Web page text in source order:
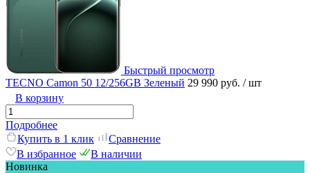
Быстрый просмотр
TECNO Camon 50 12/256GB Зеленый 29 990 руб. / шт
В корзину
Подробнее
Купить в 1 клик
Сравнение
В избранное
В наличии
Новинка